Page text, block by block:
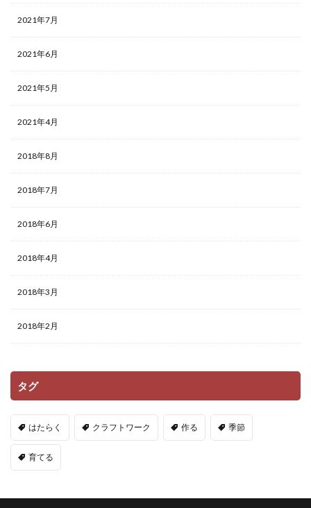
2021年7月
2021年6月
2021年5月
2021年4月
2018年8月
2018年7月
2018年6月
2018年4月
2018年3月
2018年2月
タグ
はたらく クラフトワーク 作る 季節
育てる